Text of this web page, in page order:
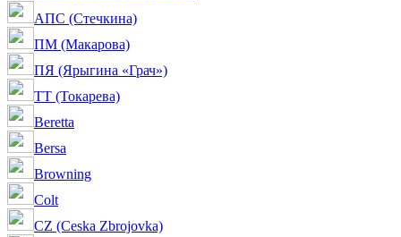
АПС (Стечкина)
ПМ (Макарова)
ПЯ (Ярыгина «Грач»)
ТТ (Токарева)
Beretta
Bersa
Browning
Colt
CZ (Ceska Zbrojovka)